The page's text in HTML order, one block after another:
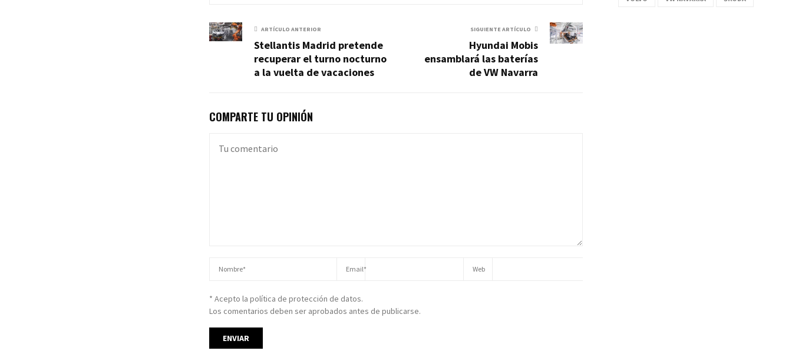
ARTÍCULO ANTERIOR
Stellantis Madrid pretende
recuperar el turno nocturno
a la vuelta de vacaciones
SIGUIENTE ARTÍCULO
Hyundai Mobis
ensamblará las baterías
de VW Navarra
COMPARTE TU OPINIÓN
* Acepto la política de protección de datos.
Los comentarios deben ser aprobados antes de publicarse.